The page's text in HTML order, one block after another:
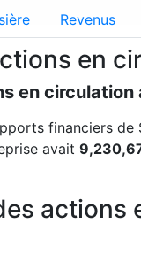
Revenus
en
en circulation
financiers
avait
actions